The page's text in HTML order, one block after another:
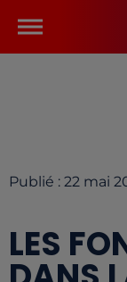
Publié : 22 mai
LES